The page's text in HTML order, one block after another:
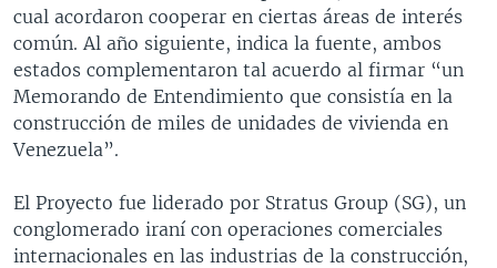
cual acordaron cooperar en ciertas áreas de interés
común. Al año siguiente, indica la fuente, ambos
estados complementaron tal acuerdo al firmar “un
Memorando de Entendimiento que consistía en la
construcción de miles de unidades de vivienda en
Venezuela”.
El Proyecto fue liderado por Stratus Group (SG), un
conglomerado iraní con operaciones comerciales
internacionales en las industrias de la construcción,